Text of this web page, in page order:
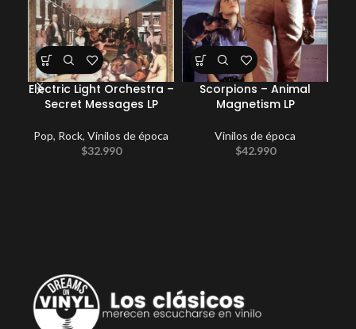
Electric Light Orchestra –
Secret Messages LP
Pop, Rock, Vinilos de época
$32.990
Scorpions – Animal
Magnetism LP
Vinilos de época
$42.990